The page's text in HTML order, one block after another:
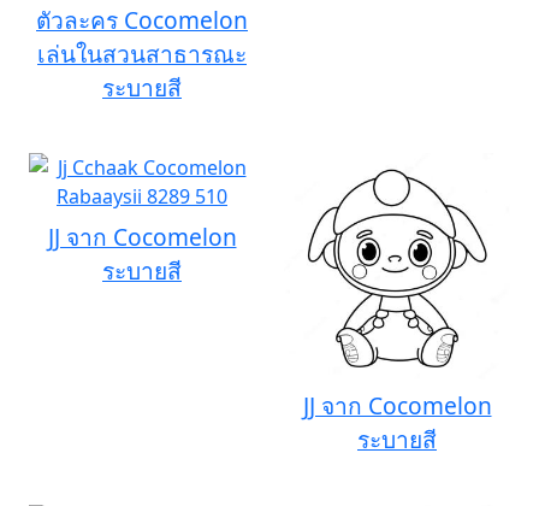
ตัวละคร Cocomelon
เล่นในสวนสาธารณะ
ระบายสี
JJ จาก Cocomelon
ระบายสี
JJ จาก Cocomelon
ระบายสี